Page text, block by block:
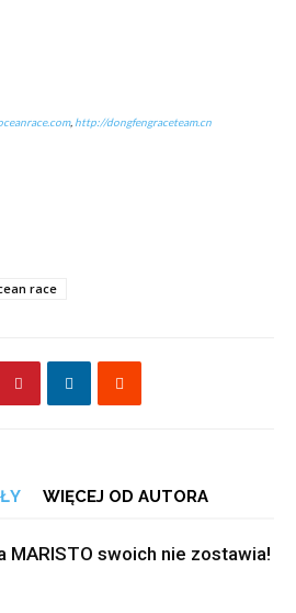
, http://dongfengraceteam.cn
race
WIĘCEJ OD AUTORA
MARISTO swoich nie zostawia!